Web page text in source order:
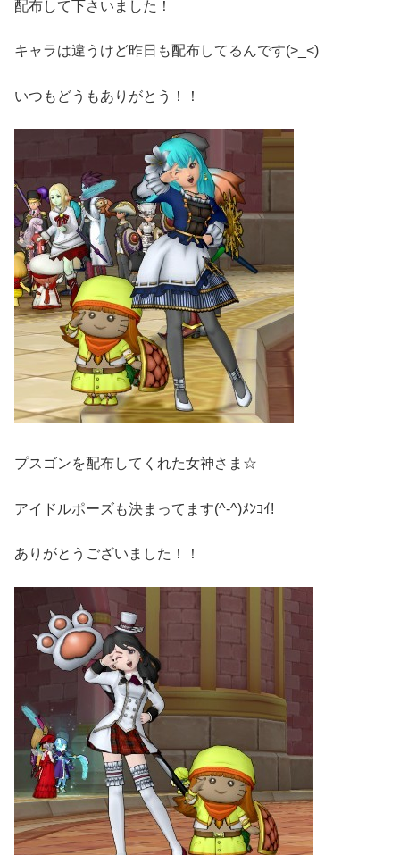
配布して下さいました！
キャラは違うけど昨日も配布してるんです(>_<)
いつもどうもありがとう！！
プスゴンを配布してくれた女神さま☆
アイドルポーズも決まってます(^-^)ﾒﾝｺｲ!
ありがとうございました！！